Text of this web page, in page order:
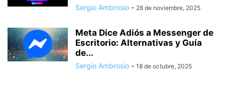
Sergio Ambrosio - 28 de noviembre, 2025
Meta Dice Adiós a Messenger de
Escritorio: Alternativas y Guía
de...
Sergio Ambrosio - 18 de octubre, 2025